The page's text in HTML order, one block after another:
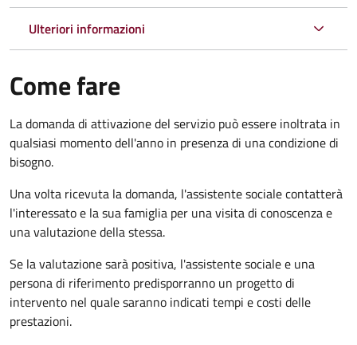
Ulteriori informazioni
Come fare
La domanda di attivazione del servizio può essere inoltrata in
qualsiasi momento dell'anno in presenza di una condizione di
bisogno.
Una volta ricevuta la domanda, l'assistente sociale contatterà
l'interessato e la sua famiglia per una visita di conoscenza e
una valutazione della stessa.
Se la valutazione sarà positiva, l'assistente sociale e una
persona di riferimento predisporranno un progetto di
intervento nel quale saranno indicati tempi e costi delle
prestazioni.